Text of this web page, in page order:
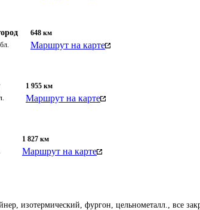
648 км
Маршрут на карте
1 955 км
Маршрут на карте
1 827 км
Маршрут на карте
изотермический, фургон, цельнометалл., все